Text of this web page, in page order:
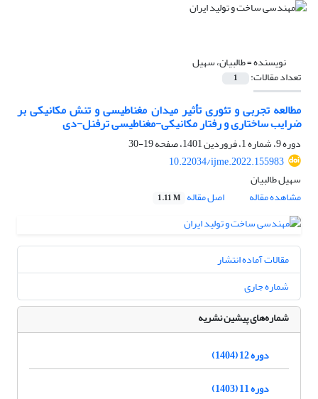
نویسنده =طالبیان، سهیل
تعداد مقالات: 1
مطالعه تجربی و تئوری تأثیر میدان مغناطیسی و تنش مکانیکی بر
ضرایب ساختاری و رفتار مکانیکی-مغناطیسی ترفنل-دی
دوره 9، شماره 1، فروردین 1401، صفحه
19-30
10.22034/ijme.2022.155983
سهیل طالبیان
مشاهده مقاله
اصل مقاله 1.11 M
مقالات آماده انتشار
شماره جاری
شماره‌های پیشین نشریه
دوره 12 (1404)
دوره 11 (1403)